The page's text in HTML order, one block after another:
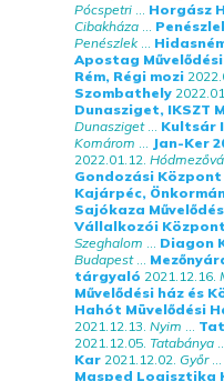
Pócspetri ... Horgász
Cibakháza ...
Penészlek ...
Apostag
Rém, Régi mozi
Szombathely
Dunasziget, IKSZT
Dunasziget... Kultsár
Komárom ... Jan-Ker
2022.01.12.
Gondozási Központ
Kajárpéc,
Sajókaza
Vállalkozói
Szeghalom ... Diagon
Budapest...
tárgyaló 2021.12.16.
Művelődési ház és
Hahót Müvelődési
2021.12.13. Nyim ...
2021.12.05. Tatabánya
Kar 2021.12.02. Győr...
Masped Logisztika